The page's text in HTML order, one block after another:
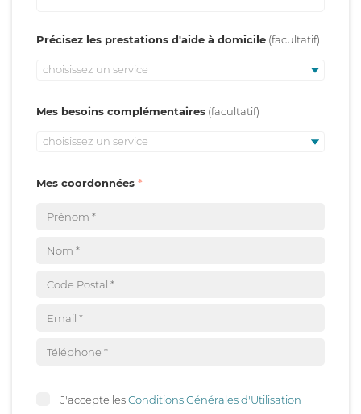
Précisez les prestations d'aide à domicile
choisissez un service
Mes besoins complémentaires
choisissez un service
Mes coordonnées
J'accepte lesConditions Générales d'Utilisation